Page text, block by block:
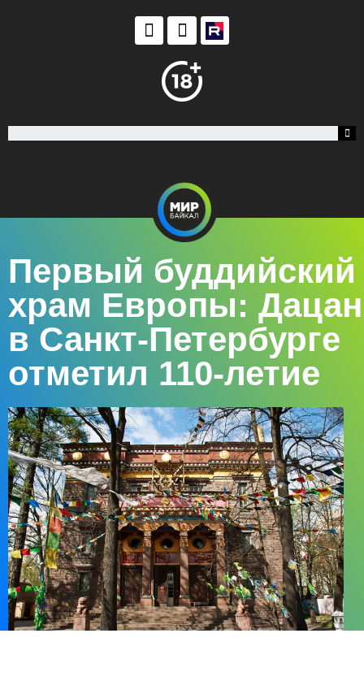
Первый буддийский
храм Европы: Дацан
в Санкт-Петербурге
отметил 110-летие